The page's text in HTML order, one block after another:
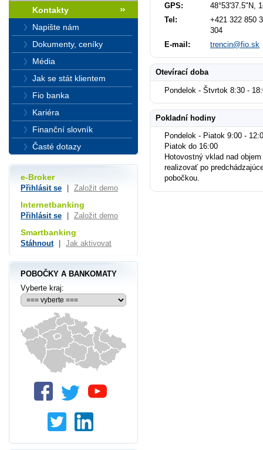
GPS:
48°53'37.5"N,
Tel:
+421 322 850
304
E-mail:
trencin@fio.sk
Otevírací doba
Pondelok - Štvrtok 8:30 -
Pokladní hodiny
Pondelok - Piatok 9:00 -
Piatok do 16:00
Hotovostný vklad nad
realizovať po
pobočkou.
Kontakty
Napište nám
Dokumenty, ceníky
Média
Jak se stát klientem
Fio banka
Kariéra
Finanční slovník
Časté dotazy
e-Broker
Přihlásit se Založit demo
Internetbanking
Přihlásit se Založit demo
Smartbanking
Stáhnout Jak aktivovat
POBOČKY A BANKOMATY
Vyberte kraj: